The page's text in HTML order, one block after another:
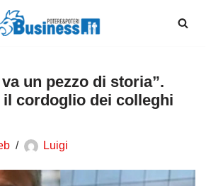
un pezzo di storia”.
il cordoglio dei colleghi
Luigi